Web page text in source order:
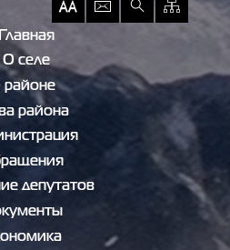
О селе
районе
района
депутатов